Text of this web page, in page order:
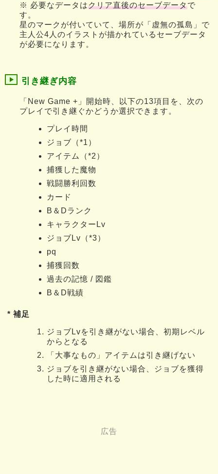
※ 必要なデータはクリア直後のセーブデータで
す。
星のマークが付いていて、場所が「虚無の孤島」で
主人公4人のイラストが描かれているセーブデータ
が必要になります。
引き継ぎ内容
「New Game +」開始時、以下の13項目を、次の
プレイで引き継ぐかどうか選択できます。
プレイ時間
ジョブ（*1）
アイテム（*2）
捕獲した魔物
戦闘勝利回数
カード
B＆Dランク
キャラクターLv
ジョブLv（*3）
pq
捕獲回数
過去の記憶 / 図鑑
B＆D戦績
* 補足
ジョブLvを引き継がない場合、初期レベル
からとなる
「大事なもの」アイテムは引き継げない
ジョブを引き継がない場合、ジョブを獲得
した時に適用される